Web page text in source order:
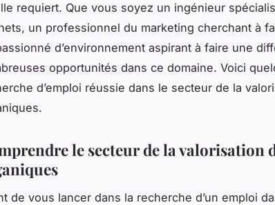
requiert. Que vous soyez un ingénieur
un professionnel du marketing cherchant à
d’environnement aspirant à faire une
opportunités dans ce domaine. Voici
d’emploi réussie dans le secteur de la
le secteur de la valorisation
de vous lancer dans la recherche d’un emploi